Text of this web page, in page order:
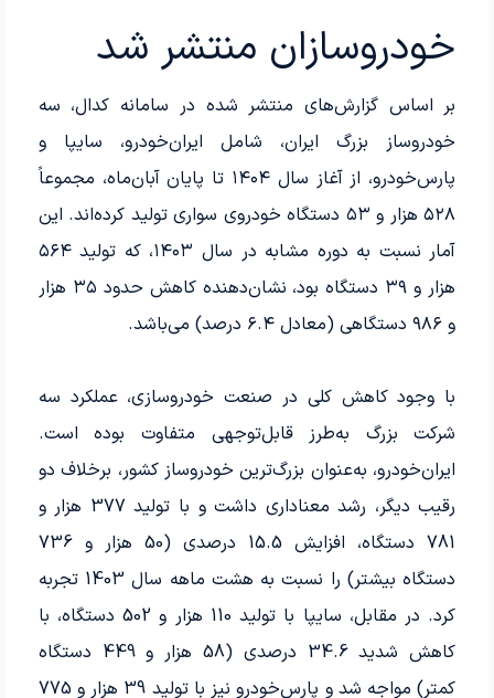
خودروسازان منتشر شد
بر اساس گزارش‌های منتشر شده در سامانه کدال، سه
خودروساز بزرگ ایران، شامل ایران‌خودرو، سایپا و
پارس‌خودرو، از آغاز سال ۱۴۰۴ تا پایان آبان‌ماه، مجموعاً
۵۲۸ هزار و ۵۳ دستگاه خودروی سواری تولید کرده‌اند. این
آمار نسبت به دوره مشابه در سال ۱۴۰۳، که تولید ۵۶۴
هزار و ۳۹ دستگاه بود، نشان‌دهنده کاهش حدود ۳۵ هزار
و ۹۸۶ دستگاهی (معادل ۶.۴ درصد) می‌باشد.
با وجود کاهش کلی در صنعت خودروسازی، عملکرد سه
شرکت بزرگ به‌طرز قابل‌توجهی متفاوت بوده است.
ایران‌خودرو، به‌عنوان بزرگ‌ترین خودروساز کشور، برخلاف دو
رقیب دیگر، رشد معناداری داشت و با تولید 377 هزار و
781 دستگاه، افزایش 15.5 درصدی (50 هزار و 736
دستگاه بیشتر) را نسبت به هشت ماهه سال 1403 تجربه
کرد. در مقابل، سایپا با تولید 110 هزار و 502 دستگاه، با
کاهش شدید 34.6 درصدی (58 هزار و 449 دستگاه
کمتر) مواجه شد و پارس‌خودرو نیز با تولید 39 هزار و 775